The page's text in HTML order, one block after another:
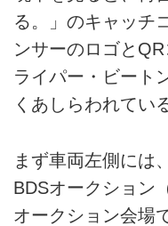
る。」のキャッチ
ンサーのロゴと
ライパー・ビート
くあしらわれてい
まず車両左側には
BDSオークション
オークション会場